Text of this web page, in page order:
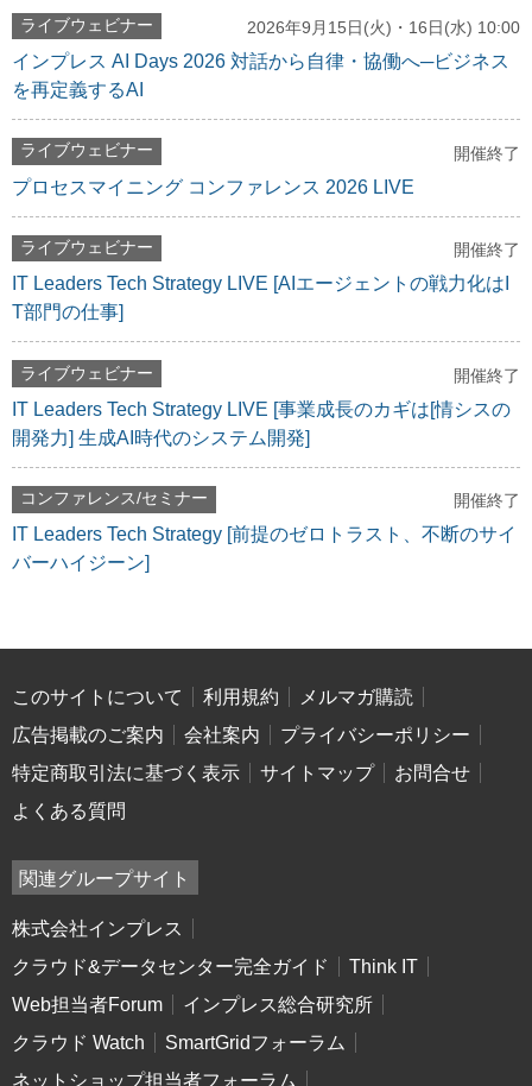
ライブウェビナー 2026年9月15日(火)・16日(水) 10:00
インプレス AI Days 2026 対話から自律・協働へ─ビジネス
を再定義するAI
ライブウェビナー 開催終了
プロセスマイニング コンファレンス 2026 LIVE
ライブウェビナー 開催終了
IT Leaders Tech Strategy LIVE [AIエージェントの戦力化はI
T部門の仕事]
ライブウェビナー 開催終了
IT Leaders Tech Strategy LIVE [事業成長のカギは[情シスの
開発力] 生成AI時代のシステム開発]
コンファレンス/セミナー 開催終了
IT Leaders Tech Strategy [前提のゼロトラスト、不断のサイ
バーハイジーン]
このサイトについて 利用規約
メルマガ購読
広告掲載のご案内
会社案内
プライバシーポリシー
特定商取引法に基づく表示
サイトマップ
お問合せ
よくある質問
関連グループサイト
株式会社インプレス
クラウド&データセンター完全ガイド
Think IT
Web担当者Forum
インプレス総合研究所
クラウド Watch
SmartGridフォーラム
ネットショップ担当者フォーラム